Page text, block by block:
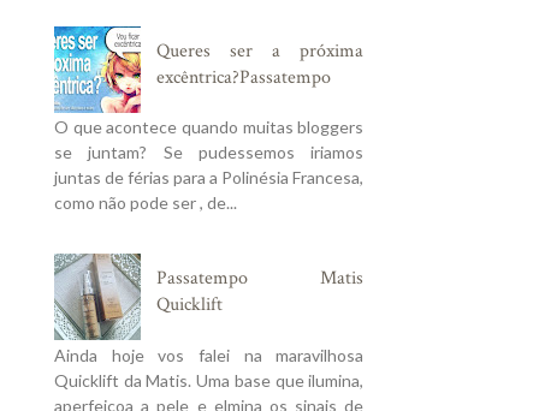
Queres ser a próxima
excêntrica?Passatempo
O que acontece quando muitas bloggers
se juntam? Se pudessemos iriamos
juntas de férias para a Polinésia Francesa,
como não pode ser , de...
Passatempo Matis
Quicklift
Ainda hoje vos falei na maravilhosa
Quicklift da Matis. Uma base que ilumina,
aperfeiçoa a pele e elmina os sinais de